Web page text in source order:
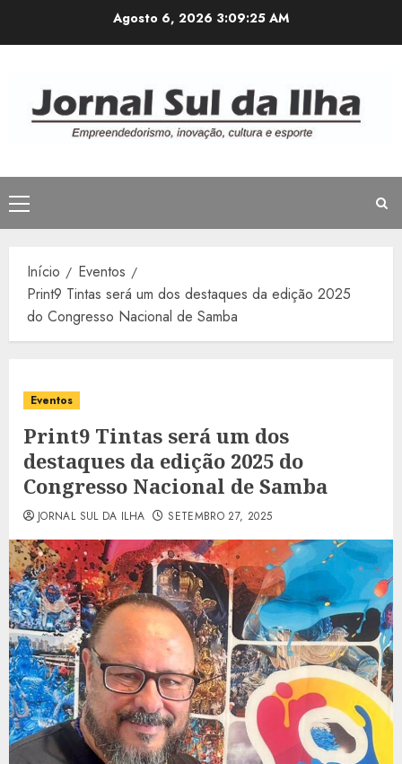
Agosto 6, 2026 3:09:25 AM
Menu
principal
Início
Eventos
Print9 Tintas será um dos destaques da edição 2025
do Congresso Nacional de Samba
Eventos
Print9 Tintas será um dos
destaques da edição 2025 do
Congresso Nacional de Samba
JORNAL SUL DA ILHA SETEMBRO 27, 2025